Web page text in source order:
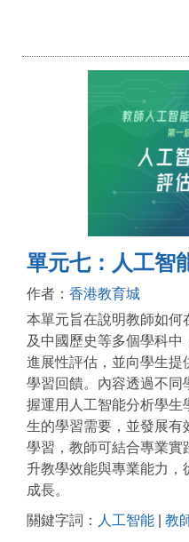
單元七：人工智
作者： 香港教育城
本單元旨在說明教師如何
及中國歷史等多個學科
進展性評估，並向學生提
學習回饋。內容透過不同
握運用人工智能分析學生
生的學習需要，並發展有
學習，教師可結合專業實
升教學效能與專業能力，
成長。
關鍵字詞： 人工智能 教